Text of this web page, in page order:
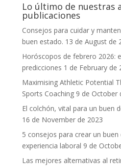
Lo último de nuestras
publicaciones
Consejos para cuidar y
buen estado. 13 de August de
Horóscopos de febrero 2026:
predicciones 1 de February de
Maximising Athletic Potential
Sports Coaching 9 de October
El colchón, vital para un buen
16 de November de 2023
5 consejos para crear un buen
experiencia laboral 9 de
Las mejores alternativas al